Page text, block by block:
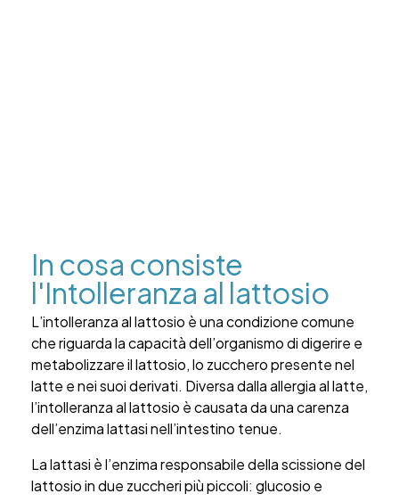
In cosa consiste
l'Intolleranza al lattosio
L’intolleranza al lattosio è una condizione comune
che riguarda la capacità dell’organismo di digerire e
metabolizzare il lattosio, lo zucchero presente nel
latte e nei suoi derivati. Diversa dalla allergia al latte,
l’intolleranza al lattosio è causata da una carenza
dell’enzima lattasi nell’intestino tenue.
La lattasi è l’enzima responsabile della scissione del
lattosio in due zuccheri più piccoli: glucosio e